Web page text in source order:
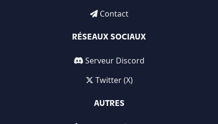
Contact
RÉSEAUX SOCIAUX
Serveur Discord
Twitter (X)
AUTRES